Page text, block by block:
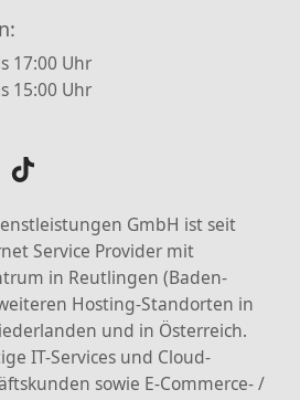
17:00 Uhr
15:00 Uhr
GmbH ist seit
Service Provider mit
in Reutlingen (Baden-
Hosting-Standorten in
und in Österreich.
IT-Services und Cloud-
sowie E-Commerce- /